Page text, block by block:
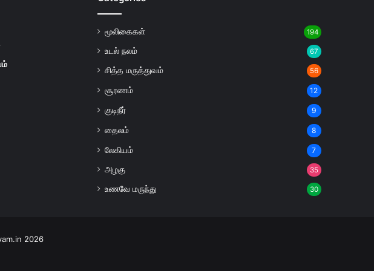
மூலிகைகள் 194
உடல் நலம் 67
சித்த மருத்துவம் 56
சூரணம் 12
குடிநீர் 9
தைலம் 8
லேகியம் 7
அழகு 35
உணவே மருந்து 30
2026